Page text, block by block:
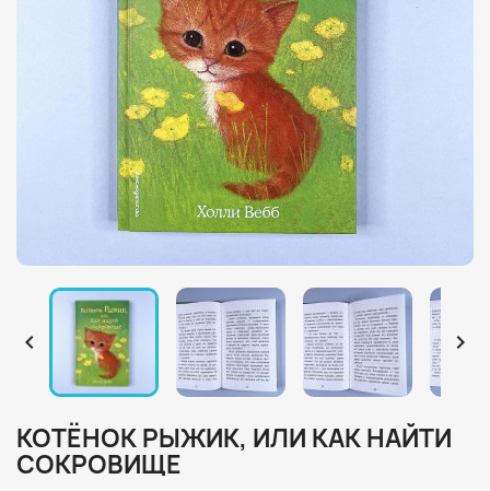
 
КОТЁНОК РЫЖИК, ИЛИ КАК НАЙТИ
СОКРОВИЩЕ